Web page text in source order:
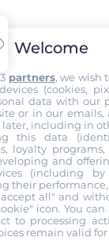
formation au
Voiture.
de mon
ma formation. Je
dans un autre
Welcome
partners, we wish
(cookies,
data with our
or in our emails,
including in
this data
loyalty
and
(including
their
all" and
icon. You
to processing
remain valid